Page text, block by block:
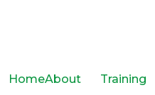
HomeAbout Training